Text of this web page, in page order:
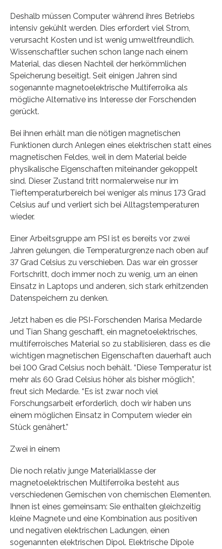
Deshalb müssen Computer während ihres Betriebs
intensiv gekühlt werden. Dies erfordert viel Strom,
verursacht Kosten und ist wenig umweltfreundlich.
Wissenschaftler suchen schon lange nach einem
Material, das diesen Nachteil der herkömmlichen
Speicherung beseitigt. Seit einigen Jahren sind
sogenannte magnetoelektrische Multiferroika als
mögliche Alternative ins Interesse der Forschenden
gerückt.
Bei ihnen erhält man die nötigen magnetischen
Funktionen durch Anlegen eines elektrischen statt eines
magnetischen Feldes, weil in dem Material beide
physikalische Eigenschaften miteinander gekoppelt
sind. Dieser Zustand tritt normalerweise nur im
Tieftemperaturbereich bei weniger als minus 173 Grad
Celsius auf und verliert sich bei Alltagstemperaturen
wieder.
Einer Arbeitsgruppe am PSI ist es bereits vor zwei
Jahren gelungen, die Temperaturgrenze nach oben auf
37 Grad Celsius zu verschieben. Das war ein grosser
Fortschritt, doch immer noch zu wenig, um an einen
Einsatz in Laptops und anderen, sich stark erhitzenden
Datenspeichern zu denken.
Jetzt haben es die PSI-Forschenden Marisa Medarde
und Tian Shang geschafft, ein magnetoelektrisches,
multiferroisches Material so zu stabilisieren, dass es die
wichtigen magnetischen Eigenschaften dauerhaft auch
bei 100 Grad Celsius noch behält. “Diese Temperatur ist
mehr als 60 Grad Celsius höher als bisher möglich”,
freut sich Medarde. “Es ist zwar noch viel
Forschungsarbeit erforderlich, doch wir haben uns
einem möglichen Einsatz in Computern wieder ein
Stück genähert.”
Zwei in einem
Die noch relativ junge Materialklasse der
magnetoelektrischen Multiferroika besteht aus
verschiedenen Gemischen von chemischen Elementen.
Ihnen ist eines gemeinsam: Sie enthalten gleichzeitig
kleine Magnete und eine Kombination aus positiven
und negativen elektrischen Ladungen, einen
sogenannten elektrischen Dipol. Elektrische Dipole